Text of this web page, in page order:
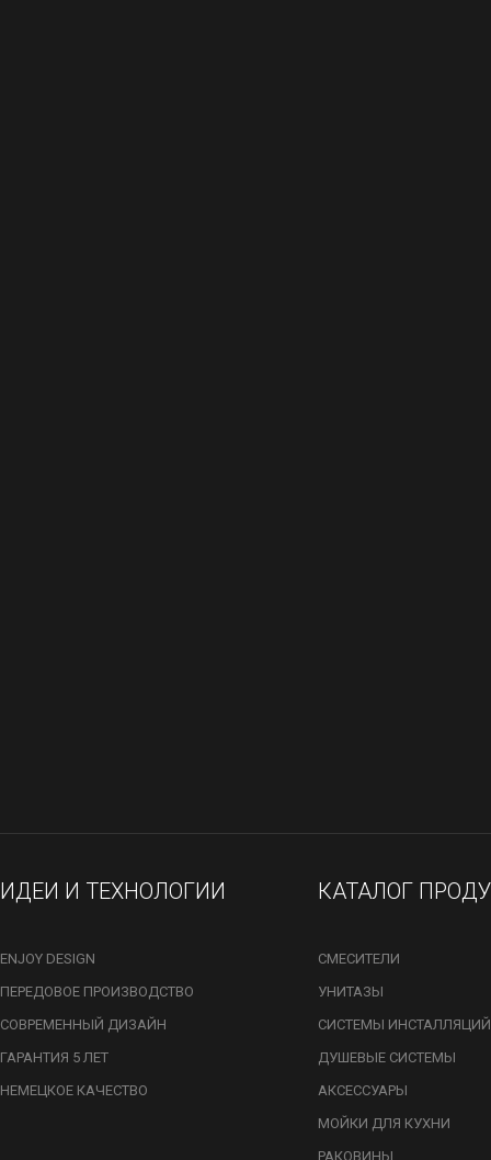
ИДЕИ И ТЕХНОЛОГИИ
ENJOY DESIGN
ПЕРЕДОВОЕ ПРОИЗВОДСТВО
СОВРЕМЕННЫЙ ДИЗАЙН
ГАРАНТИЯ 5 ЛЕТ
НЕМЕЦКОЕ КАЧЕСТВО
КАТАЛОГ
СМЕСИТЕЛИ
УНИТАЗЫ
СИСТЕМЫ ИНСТАЛЛЯЦИЙ
ДУШЕВЫЕ СИСТЕМЫ
АКСЕССУАРЫ
МОЙКИ ДЛЯ КУХНИ
РАКОВИНЫ